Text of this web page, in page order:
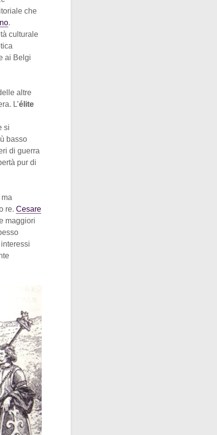
che
.
culturale
ai Belgi
altre
L’élite
si
basso
di guerra
pur di
re. Cesare
maggiori